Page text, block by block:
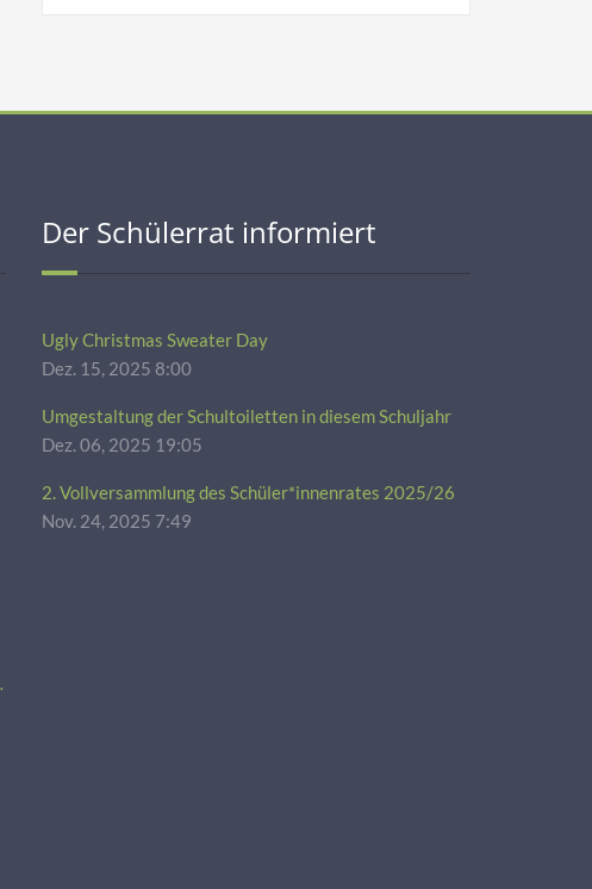
Der Schülerrat informiert
Ugly Christmas Sweater Day
Dez. 15, 2025 8:00
Umgestaltung der Schultoiletten in diesem Schuljahr
Dez. 06, 2025 19:05
2. Vollversammlung des Schüler*innenrates 2025/26
Nov. 24, 2025 7:49